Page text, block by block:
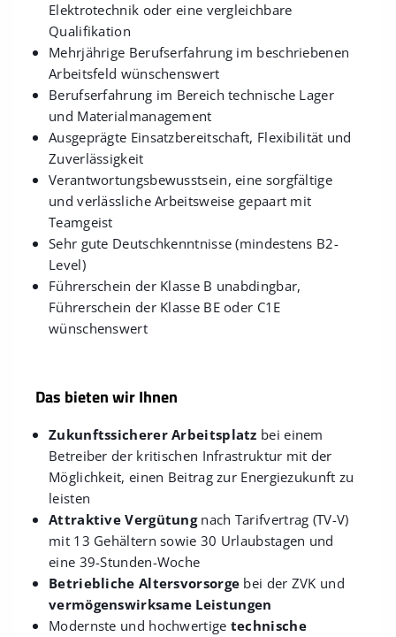
Elektrotechnik oder eine vergleichbare
Qualifikation
Mehrjährige Berufserfahrung im beschriebenen
Arbeitsfeld wünschenswert
Berufserfahrung im Bereich technische Lager
und Materialmanagement
Ausgeprägte Einsatzbereitschaft, Flexibilität und
Zuverlässigkeit
Verantwortungsbewusstsein, eine sorgfältige
und verlässliche Arbeitsweise gepaart mit
Teamgeist
Sehr gute Deutschkenntnisse (mindestens B2-
Level)
Führerschein der Klasse B unabdingbar,
Führerschein der Klasse BE oder C1E
wünschenswert
Das bieten wir Ihnen
Zukunftssicherer Arbeitsplatz bei einem
Betreiber der kritischen Infrastruktur mit der
Möglichkeit, einen Beitrag zur Energiezukunft zu
leisten
Attraktive Vergütungnach Tarifvertrag (TV-V)
mit 13 Gehältern sowie 30 Urlaubstagen und
eine 39-Stunden-Woche
Betriebliche Altersvorsorge bei der ZVK und
vermögenswirksame Leistungen
Modernste und hochwertige technische